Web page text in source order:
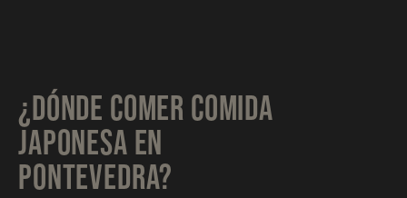
¿DÓNDE COMER COMIDA
JAPONESA EN
PONTEVEDRA?